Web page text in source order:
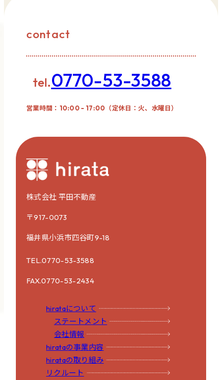
contact
tel.0770-53-3588
営業時間：10:00 - 17:00（定休日：火、水曜日）
株式会社 平田不動産
〒917-0073
福井県小浜市四谷町9-18
TEL.0770-53-3588
FAX.0770-53-2434
hirataについて
ステートメント
会社情報
hirataの事業内容
hirataの取り組み
リクルート